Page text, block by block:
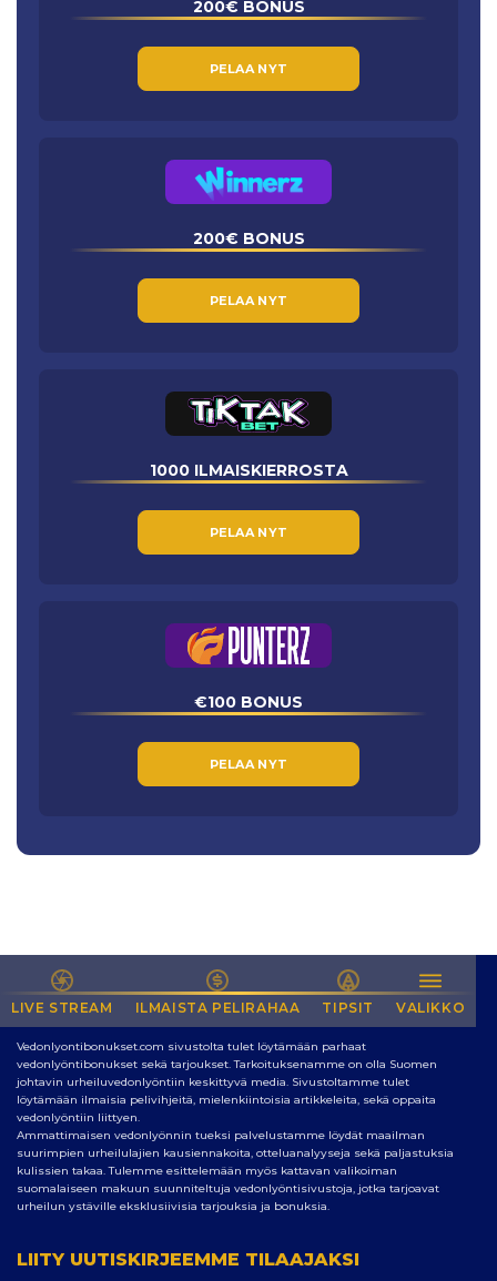
200€ BONUS
PELAA NYT
200€ BONUS
PELAA NYT
1000 ILMAISKIERROSTA
PELAA NYT
€100 BONUS
PELAA NYT
LIVE STREAM ILMAISTA PELIRAHAA TIPSIT VALIKKO
NETIN PARAS SIVUSTO VEDONLYÖNTIIN
Vedonlyontibonukset.com sivustolta tulet löytämään parhaat
vedonlyöntibonukset sekä tarjoukset. Tarkoituksenamme on olla Suomen
johtavin urheiluvedonlyöntiin keskittyvä media. Sivustoltamme tulet
löytämään ilmaisia pelivihjeitä, mielenkiintoisia artikkeleita, sekä oppaita
vedonlyöntiin liittyen.
Ammattimaisen vedonlyönnin tueksi palvelustamme löydät maailman
suurimpien urheilulajien kausiennakoita, otteluanalyyseja sekä paljastuksia
kulissien takaa. Tulemme esittelemään myös kattavan valikoiman
suomalaiseen makuun suunniteltuja vedonlyöntisivustoja, jotka tarjoavat
urheilun ystäville eksklusiivisia tarjouksia ja bonuksia.
LIITY UUTISKIRJEEMME TILAAJAKSI